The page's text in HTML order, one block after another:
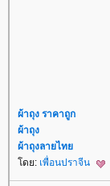
ผ้าถุง ราคาถูก
ผ้าถุง
ผ้าถุงลายไท
ดย: เพื่อนปราจีน